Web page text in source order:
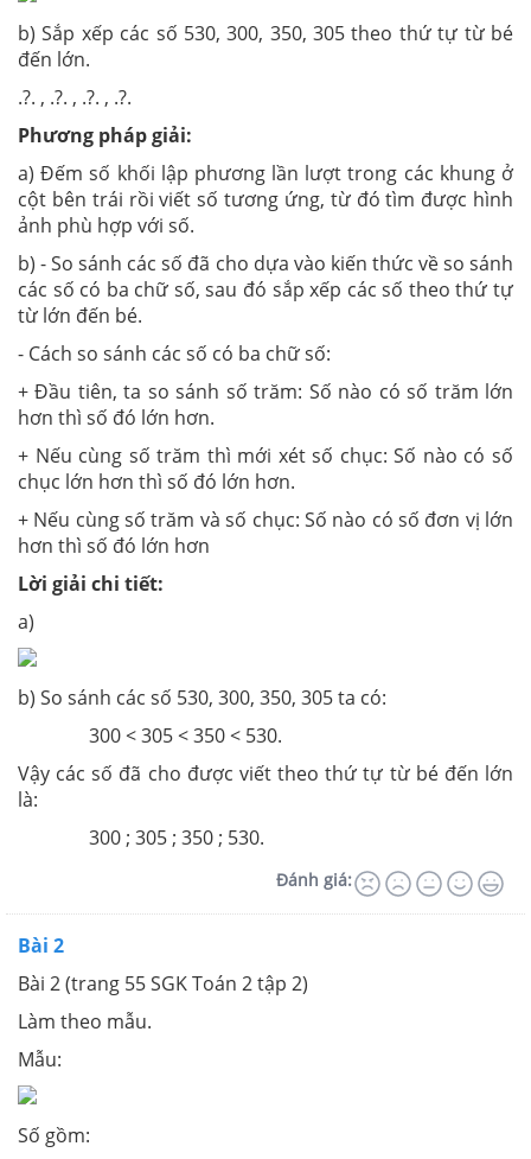
b) Sắp xếp các số 530, 300, 350, 305 theo thứ tự từ bé
đến lớn.
.?. , .?. , .?. , .?.
Phương pháp giải:
a) Đếm số khối lập phương lần lượt trong các khung ở
cột bên trái rồi viết số tương ứng, từ đó tìm được hình
ảnh phù hợp với số.
b) - So sánh các số đã cho dựa vào kiến thức về so sánh
các số có ba chữ số, sau đó sắp xếp các số theo thứ tự
từ lớn đến bé.
- Cách so sánh các số có ba chữ số:
+ Đầu tiên, ta so sánh số trăm: Số nào có số trăm lớn
hơn thì số đó lớn hơn.
+ Nếu cùng số trăm thì mới xét số chục: Số nào có số
chục lớn hơn thì số đó lớn hơn.
+ Nếu cùng số trăm và số chục: Số nào có số đơn vị lớn
hơn thì số đó lớn hơn
Lời giải chi tiết:
a)
b) So sánh các số 530, 300, 350, 305 ta có:
300 < 305 < 350 < 530.
Vậy các số đã cho được viết theo thứ tự từ bé đến lớn
là:
300 ; 305 ; 350 ; 530.
Đánh giá:
Bài 2
Bài 2 (trang 55 SGK Toán 2 tập 2)
Làm theo mẫu.
Mẫu:
Số gồm: